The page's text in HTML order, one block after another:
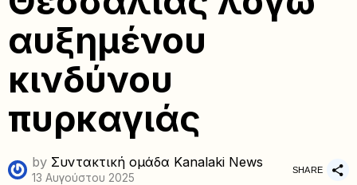
αυξημένου
κινδύνου
πυρκαγιάς
by Συντακτική ομάδα Kanalaki News
13 Αυγούστου 2025
SHARE